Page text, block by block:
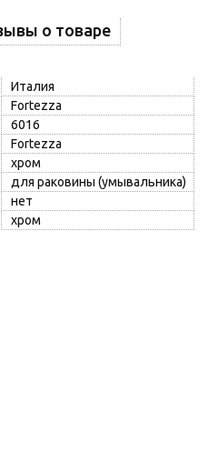
о товаре
Италия
Fortezza
6016
Fortezza
хром
для раковины (умывальника)
нет
хром